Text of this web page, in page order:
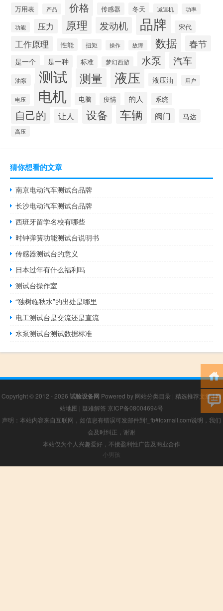
万用表 产品 价格 传感器 冬天 减速机 功率
功能 压力 原理 发动机 品牌 宋代
工作原理 性能 扭矩 操作 故障 数据 春节
是一个 是一种 标准 梦幻西游 水泵 汽车
油泵 测试 测量 液压 液压油 用户
电压 电机 电脑 疫情 的人 系统
自己的 让人 设备 车辆 阀门 马达
高压
猜你想看的文章
南京电动汽车测试台品牌
长沙电动汽车测试台品牌
西班牙留学名校有哪些
时钟弹簧功能测试台说明书
传感器测试台的意义
日本过年有什么福利吗
测试台操作室
“独树临秋水”的出处是哪里
电工测试台是交流还是直流
水泵测试台测试数据标准
Copyright © 2012 - 2026 试验设备网 Powered by 网站分类目录 | 精选推荐文章|网
站地图 | 疑难解答 京ICP备08004694号
声明：本站内容来自互联网，如信息有错误可发邮件到f_fb#foxmail.com说明，我们
会及时纠正，谢谢
本站仅为个人兴趣爱好，不接盈利性广告及商业合作
小男孩